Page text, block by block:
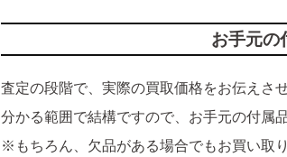
お手元の
査定の段階で、実際の買取価格をお伝えさ
分かる範囲で結構ですので、お手元の付属
※もちろん、欠品がある場合でもお買い取